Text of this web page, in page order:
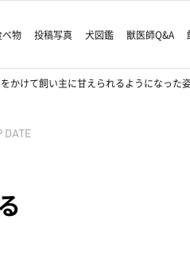
べ物 投稿写真 犬図鑑 獣医師Q&A
かけて飼い主に甘えられるようになった
DATE